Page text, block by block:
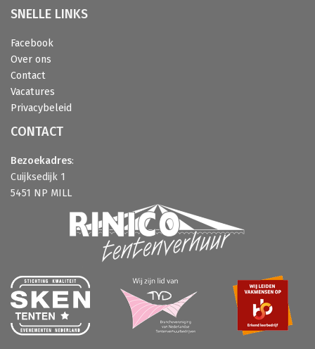
SNELLE LINKS
Facebook
Over ons
Contact
Vacatures
Privacybeleid
CONTACT
Bezoekadres:
Cuijksedijk 1
5451 NP MILL